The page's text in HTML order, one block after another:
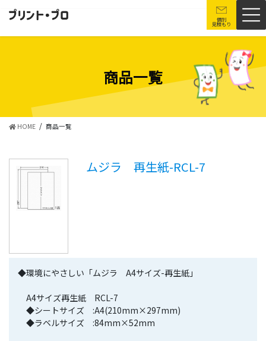
動
商品一覧
HOME 商品一覧
ムジラ 再生紙-RCL-7
◆環境にやさしい「ムジラ A4サイズ-再生紙」
A4サイズ再生紙 RCL-7
◆シートサイズ :A4(210mm×297mm)
◆ラベルサイズ :84mm×52mm
個別
見積もり